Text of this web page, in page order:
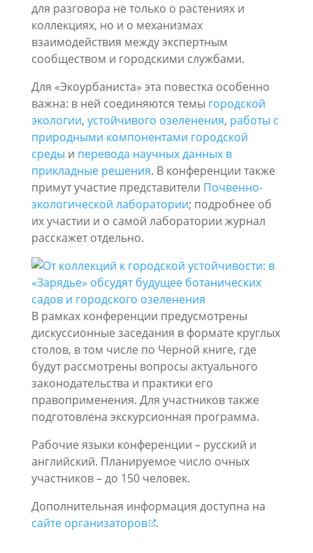
для разговора не только о растениях и
коллекциях, но и о механизмах
взаимодействия между экспертным
сообществом и городскими службами.
Для «Экоурбаниста» эта повестка особенно
важна: в ней соединяются темы городской
экологии, устойчивого озеленения, работы с
природными компонентами городской
среды и перевода научных данных в
прикладные решения. В конференции также
примут участие представители Почвенно-
экологической лаборатории; подробнее об
их участии и о самой лаборатории журнал
расскажет отдельно.
В рамках конференции предусмотрены
дискуссионные заседания в формате круглых
столов, в том числе по Черной книге, где
будут рассмотрены вопросы актуального
законодательства и практики его
правоприменения. Для участников также
подготовлена экскурсионная программа.
Рабочие языки конференции – русский и
английский. Планируемое число очных
участников – до 150 человек.
Дополнительная информация доступна на
сайте организаторов .